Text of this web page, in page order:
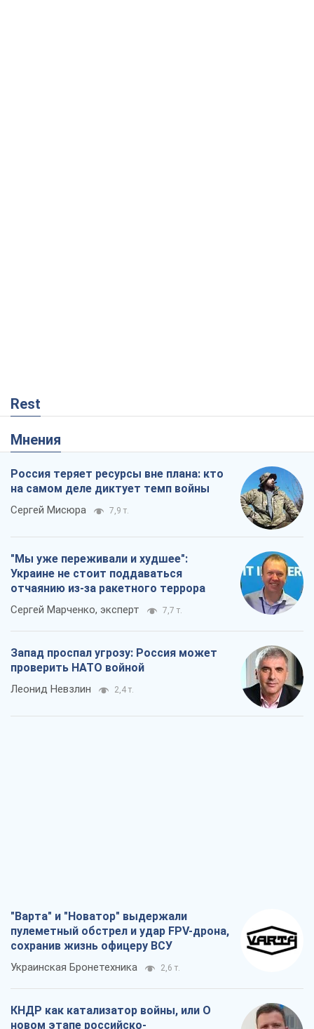
Rest
Мнения
Россия теряет ресурсы вне плана: кто
на самом деле диктует темп войны
Сергей Мисюра 7,9 т.
"Мы уже переживали и худшее":
Украине не стоит поддаваться
отчаянию из-за ракетного террора
Сергей Марченко, эксперт 7,7 т.
Запад проспал угрозу: Россия может
проверить НАТО войной
Леонид Невзлин 2,4 т.
"Варта" и "Новатор" выдержали
пулеметный обстрел и удар FPV-дрона,
сохранив жизнь офицеру ВСУ
Украинская Бронетехника 2,6 т.
КНДР как катализатор войны, или О
новом этапе российско-